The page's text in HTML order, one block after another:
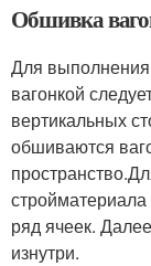
Обшивка
Для выполнения
вагонкой
вертикальных
обшиваются
ряд ячеек.
изнутри.